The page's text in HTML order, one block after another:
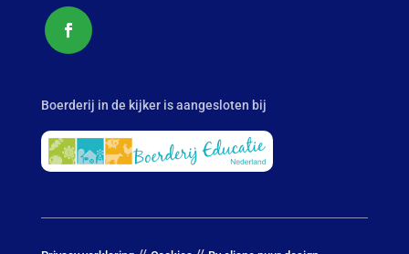
Boerderij in de kijker is aangesloten bij